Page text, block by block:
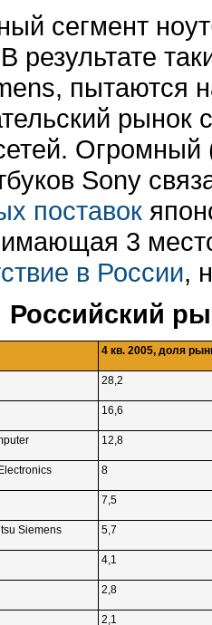
сегмент
результате
пытаются
рынок
Sony
поставок
3
в России,
Российский
4 кв. 2005, доля
28,2
16,6
12,8
8
7,5
Siemens 5,7
4,1
2,8
2,1